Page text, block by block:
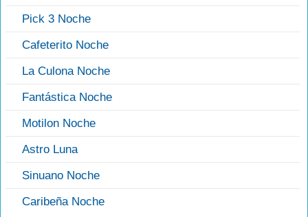
Pick 3 Noche
Cafeterito Noche
La Culona Noche
Fantástica Noche
Motilon Noche
Astro Luna
Sinuano Noche
Caribeña Noche